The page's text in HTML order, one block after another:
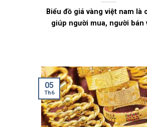
Biểu đồ giá vàng việt nam là
giúp người mua, người bán
05
Th6